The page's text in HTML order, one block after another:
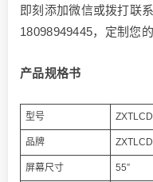
即刻添加微信或拨打联
18098949445，定制您
产品规格书
型号
品牌 ZXTLCD
屏幕尺寸 55”